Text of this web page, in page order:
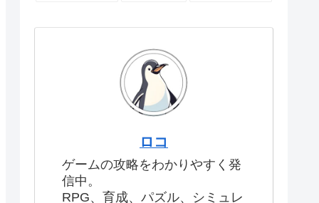
ロコ
ゲームの攻略をわかりやすく発
信中。
RPG、育成、パズル、シミュレ